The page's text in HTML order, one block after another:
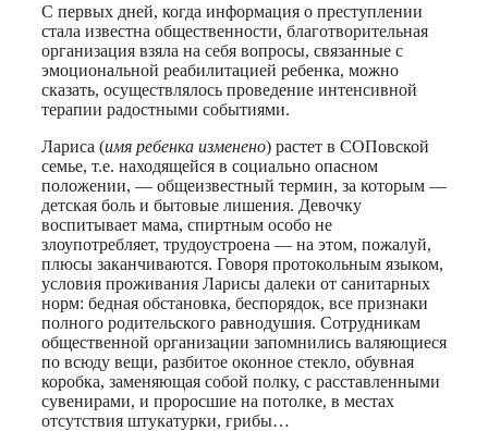
С первых дней, когда информация о преступлении
стала известна общественности, благотворительная
организация взяла на себя вопросы, связанные с
эмоциональной реабилитацией ребенка, можно
сказать, осуществлялось проведение интенсивной
терапии радостными событиями.
Лариса (имя ребенка изменено) растет в СОПовской
семье, т.е. находящейся в социально опасном
положении, — общеизвестный термин, за которым —
детская боль и бытовые лишения. Девочку
воспитывает мама, спиртным особо не
злоупотребляет, трудоустроена — на этом, пожалуй,
плюсы заканчиваются. Говоря протокольным языком,
условия проживания Ларисы далеки от санитарных
норм: бедная обстановка, беспорядок, все признаки
полного родительского равнодушия. Сотрудникам
общественной организации запомнились валяющиеся
по всюду вещи, разбитое оконное стекло, обувная
коробка, заменяющая собой полку, с расставленными
сувенирами, и проросшие на потолке, в местах
отсутствия штукатурки, грибы…